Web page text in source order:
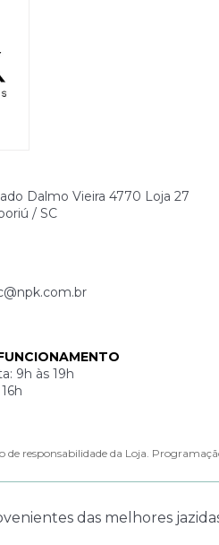
Dalmo Vieira 4770 Loja 27
/ SC
9h às 19h
de responsabilidade da Loja.
das melhores